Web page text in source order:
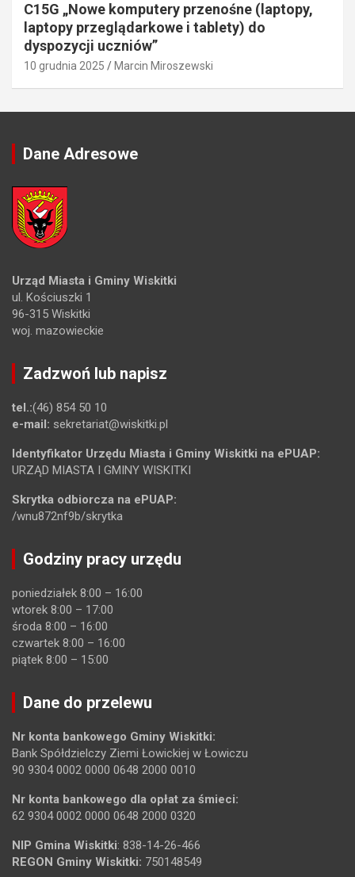
C15G „Nowe komputery przenośne (laptopy,
laptopy przeglądarkowe i tablety) do
dyspozycji uczniów”
10 grudnia 2025 Marcin Miroszewski
Dane Adresowe
Urząd Miasta i Gminy Wiskitki
ul. Kościuszki 1
96-315 Wiskitki
woj. mazowieckie
Zadzwoń lub napisz
tel.:(46) 854 50 10
e-mail: sekretariat@wiskitki.pl
Identyfikator Urzędu Miasta i Gminy Wiskitki na ePUAP:
URZĄD MIASTA I GMINY WISKITKI
Skrytka odbiorcza na ePUAP:
/wnu872nf9b/skrytka
Godziny pracy urzędu
poniedziałek 8:00 – 16:00
wtorek 8:00 – 17:00
środa 8:00 – 16:00
czwartek 8:00 – 16:00
piątek 8:00 – 15:00
Dane do przelewu
Nr konta bankowego Gminy Wiskitki:
Bank Spółdzielczy Ziemi Łowickiej w Łowiczu
90 9304 0002 0000 0648 2000 0010
Nr konta bankowego dla opłat za śmieci:
62 9304 0002 0000 0648 2000 0320
NIP Gmina Wiskitki: 838-14-26-466
REGON Gminy Wiskitki: 750148549